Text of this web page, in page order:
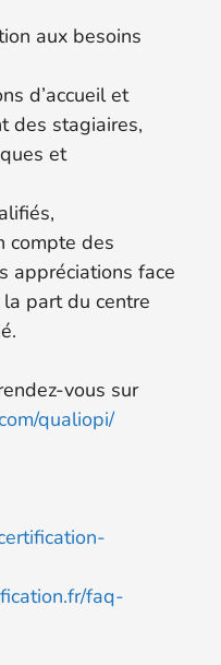
aux besoins
d’accueil et
des stagiaires,
et
compte des
appréciations face
part du centre
vous sur
qualiopi/
faq-